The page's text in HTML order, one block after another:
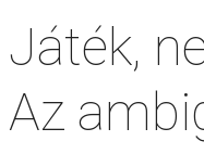
Játék,
Az